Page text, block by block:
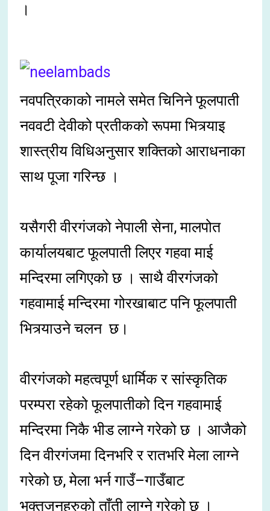
।
नवपत्रिकाको नामले समेत चिनिने फूलपाती
नववटी देवीको प्रतीकको रूपमा भित्र्याइ
शास्त्रीय विधिअनुसार शक्तिको आराधनाका
साथ पूजा गरिन्छ ।
यसैगरी वीरगंजको नेपाली सेना, मालपोत
कार्यालयबाट फूलपाती लिएर गहवा माई
मन्दिरमा लगिएको छ । साथै वीरगंजको
गहवामाई मन्दिरमा गोरखाबाट पनि फूलपाती
भित्र्याउने चलन छ।
वीरगंजको महत्वपूर्ण धार्मिक र सांस्कृतिक
परम्परा रहेको फूलपातीको दिन गहवामाई
मन्दिरमा निकै भीड लाग्ने गरेको छ । आजैको
दिन वीरगंजमा दिनभरि र रातभरि मेला लाग्ने
गरेको छ, मेला भर्न गाउँ–गाउँबाट
भक्तजनहरुको ताँती लाग्ने गरेको छ ।